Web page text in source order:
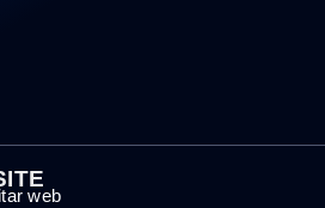
web